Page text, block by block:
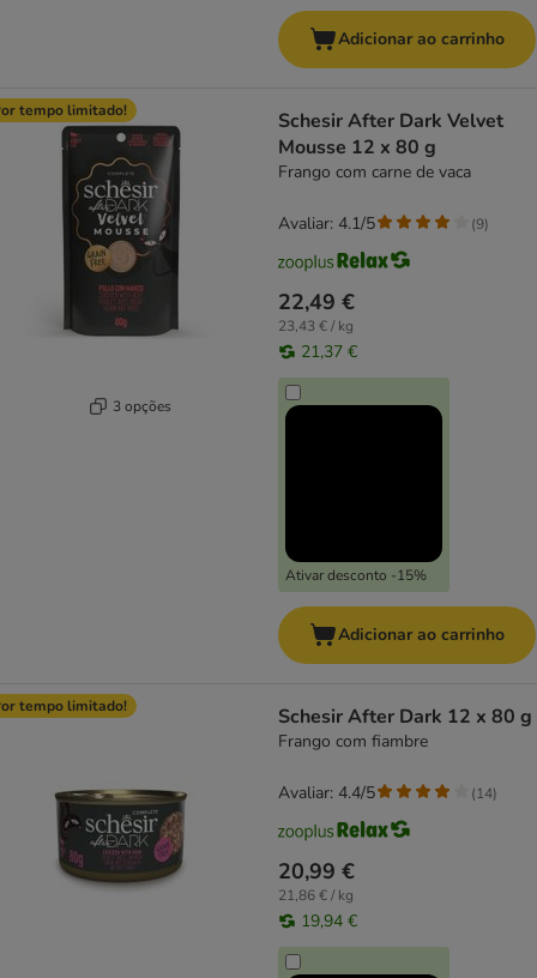
Adicionar ao carrinho
tempo limitado!
3 opções
Schesir After Dark Velvet
Mousse 12 x 80 g
Frango com carne de vaca
22,49 €
23,43 € / kg
21,37 €
Ativar desconto -15%
Avaliar: 4.1/5 (9)
Adicionar ao carrinho
tempo limitado! Schesir After Dark 12 x 80 g
Frango com fiambre
20,99 €
21,86 € / kg
19,94 €
Avaliar: 4.4/5 (14)